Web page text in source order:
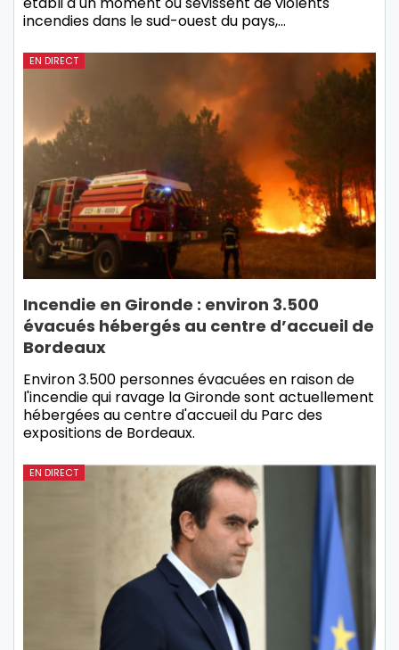
incendies dans le sud-ouest du pays,…
EN DIRECT
Incendie en Gironde : environ 3.500
évacués hébergés au centre d’accueil de
Bordeaux
Environ 3.500 personnes évacuées en raison de
l'incendie qui ravage la Gironde sont actuellement
hébergées au centre d'accueil du Parc des
expositions de Bordeaux.
EN DIRECT